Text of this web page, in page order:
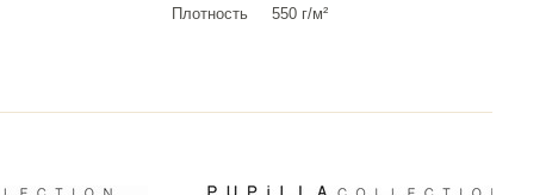
Плотность
550 г/м²